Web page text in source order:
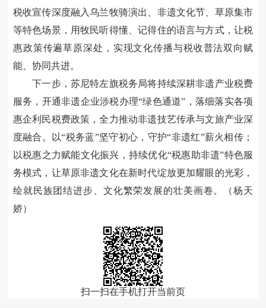
税收宣传深度融入乌兰牧骑演出、非遗文化节、草原集市
等特色场景，用牧民听得懂、记得住的语言与方式，让税
惠政策传遍草原深处，实现文化传播与税收普法双向赋
能、协同共进。
下一步，苏尼特左旗税务局将持续深耕非遗产业税费
服务，开通非遗企业涉税办理“绿色通道”，落细落实各项
惠企利民税费政策，全力推动非遗技艺传承与文旅产业深
度融合。以“税务蓝”坚守初心，守护“非遗红”薪火相传；
以税惠之力赋能文化振兴，持续优化“税惠助非遗”特色服
务模式，让草原非遗文化在新时代绽放更加耀眼的光彩，
绘就民族团结进步、文化繁荣发展的壮美画卷。
（杨天
娇）
扫一扫在手机打开当前页